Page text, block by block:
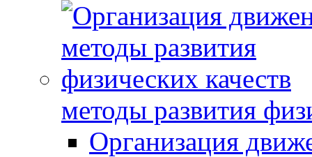
методы развития
Организация